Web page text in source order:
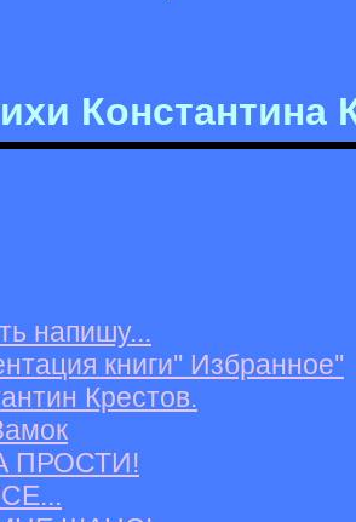
Константина
напишу...
книги'' Избранное''
Крестов.
ПРОСТИ!